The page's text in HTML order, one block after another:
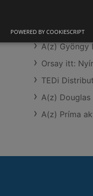
A(z) Gyöngy
Orsay itt:
TEDi
A(z)
A(z) Príma
POWERED BY COOKIESCRIPT